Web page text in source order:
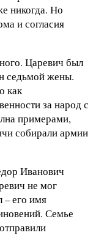
никогда. Но
и согласия
Царевич был
седьмой жены.
как
за народ с
примерами,
собирали армии
Иванович
не мог
– его имя
Семье